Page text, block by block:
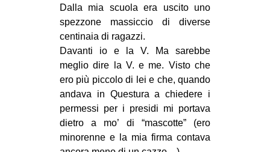
Dalla mia scuola era uscito uno
spezzone massiccio di diverse
centinaia di ragazzi.
Davanti io e la V. Ma sarebbe
meglio dire la V. e me. Visto che
ero più piccolo di lei e che, quando
andava in Questura a chiedere i
permessi per i presidi mi portava
dietro a mo’ di “mascotte” (ero
minorenne e la mia firma contava